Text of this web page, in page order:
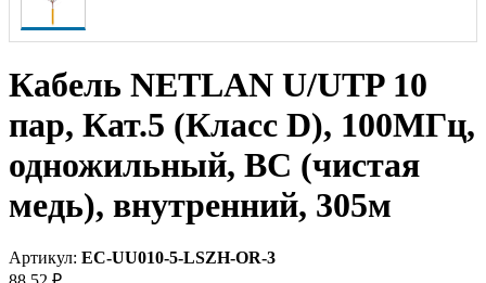
Кабель NETLAN U/UTP 10
пар, Кат.5 (Класс D), 100МГц,
одножильный, BC (чистая
медь), внутренний, 305м
Артикул: EC-UU010-5-LSZH-OR-3